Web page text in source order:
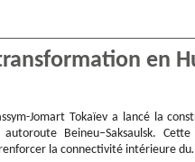
en
Jomart Tokaïev a lancé la
Beineu–Saksaulsk.
la connectivité intérieure